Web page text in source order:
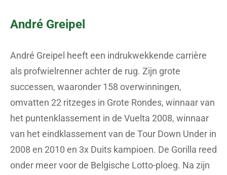
André Greipel
André Greipel heeft een indrukwekkende carrière
als profwielrenner achter de rug. Zijn grote
successen, waaronder 158 overwinningen,
omvatten 22 ritzeges in Grote Rondes, winnaar van
het puntenklassement in de Vuelta 2008, winnaar
van het eindklassement van de Tour Down Under in
2008 en 2010 en 3x Duits kampioen. De Gorilla reed
onder meer voor de Belgische Lotto-ploeg. Na zijn